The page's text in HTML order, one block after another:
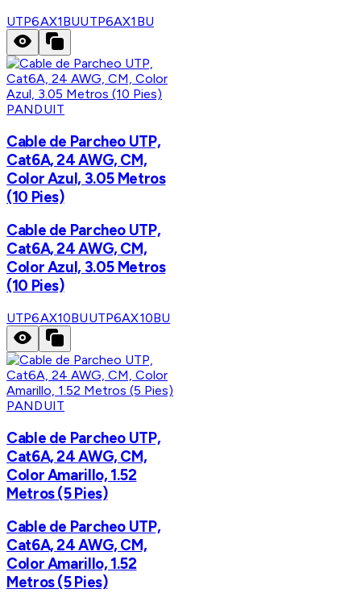
UTP6AX1BUUTP6AX1BU
PANDUIT
Cable de Parcheo UTP,
Cat6A, 24 AWG, CM,
Color Azul, 3.05 Metros
(10 Pies)
Cable de Parcheo UTP,
Cat6A, 24 AWG, CM,
Color Azul, 3.05 Metros
(10 Pies)
UTP6AX10BUUTP6AX10BU
PANDUIT
Cable de Parcheo UTP,
Cat6A, 24 AWG, CM,
Color Amarillo, 1.52
Metros (5 Pies)
Cable de Parcheo UTP,
Cat6A, 24 AWG, CM,
Color Amarillo, 1.52
Metros (5 Pies)